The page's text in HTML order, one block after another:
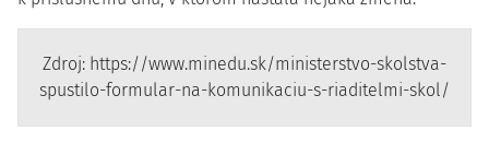
Zdroj: https://www.minedu.sk/ministerstvo-skolstva-
spustilo-formular-na-komunikaciu-s-riaditelmi-skol/